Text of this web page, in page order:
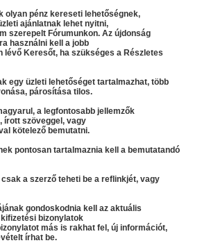
olyan pénz kereseti lehetőségnek,
ajánlatnak lehet nyitni,
szerepelt Fórumunkon. Az újdonság
használni kell a jobb
lévő Keresőt, ha szükséges a Részletes
egy üzleti lehetőséget tartalmazhat, több
párosítása tilos.
a legfontosabb jellemzők
írott szöveggel, vagy
kötelező bemutatni.
pontosan tartalmaznia kell a bemutatandó
a szerző teheti be a reflinkjét, vagy
gondoskodnia kell az aktuális
bizonylatok
más is rakhat fel, új információt,
írhat be.